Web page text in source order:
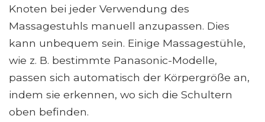
Knoten bei jeder Verwendung des
Massagestuhls manuell anzupassen. Dies
kann unbequem sein. Einige Massagestühle,
wie z. B. bestimmte Panasonic-Modelle,
passen sich automatisch der Körpergröße an,
indem sie erkennen, wo sich die Schultern
oben befinden.